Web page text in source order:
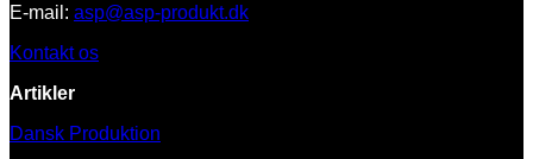
E-mail: asp@asp-produkt.dk
Kontakt os
Artikler
Dansk Produktion